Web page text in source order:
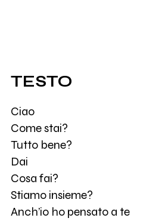
TESTO
Ciao
Come stai?
Tutto bene?
Dai
Cosa fai?
Stiamo insieme?
Anch’io ho pensato a te